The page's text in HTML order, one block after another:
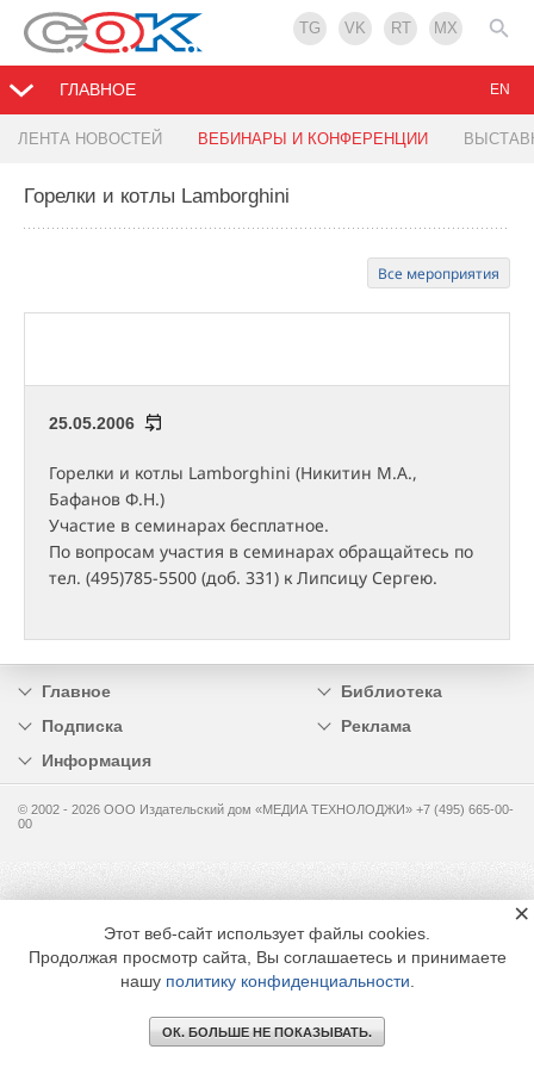
TG VK RT MX
ГЛАВНОЕ
ЛЕНТА НОВОСТЕЙ ВЕБИНАРЫ И КОНФЕРЕНЦИИ
EN
Горелки и котлы Lamborghini
Все мероприятия
25.05.2006
Горелки и котлы Lamborghini (Никитин М.А.,
Бафанов Ф.Н.)
Участие в семинарах бесплатное.
По вопросам участия в семинарах обращайтесь по
тел. (495)785-5500 (доб. 331) к Липсицу Сергею.
Главное
Библиотека
Подписка
Реклама
Информация
© 2002 - 2026 OOO Издательский дом «МЕДИА ТЕХНОЛОДЖИ» +7 (495) 665-00-
00
Этот веб-сайт использует файлы cookies.
Продолжая просмотр сайта, Вы соглашаетесь и принимаете
нашу политику конфиденциальности
ОК. БОЛЬШЕ НЕ ПОКАЗЫВАТЬ.
×